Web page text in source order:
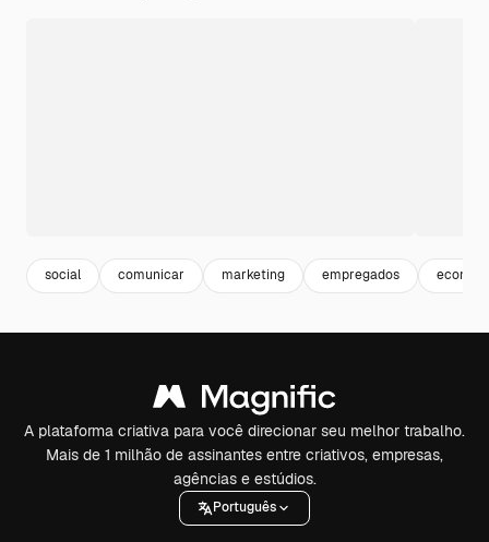
social comunicar marketing empregados
A plataforma criativa para você direcionar seu melhor trabalho.
Mais de 1 milhão de assinantes entre criativos, empresas,
agências e estúdios.
Português